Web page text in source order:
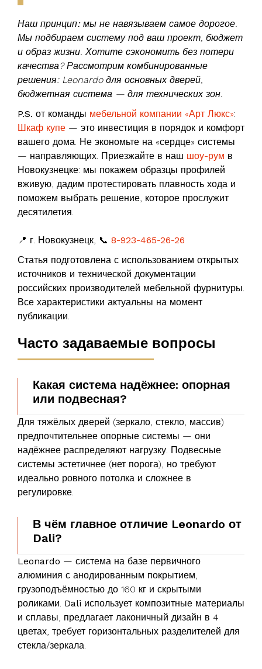
Наш принцип:мы не навязываем самое дорогое.
Мы подбираем систему под ваш проект, бюджет
и образ жизни. Хотите сэкономить без потери
качества? Рассмотрим комбинированные
решения: Leonardo для основных дверей,
бюджетная система — для технических зон.
P.S. от команды мебельной компании «Арт Люкс»:
Шкаф купе — это инвестиция в порядок и комфорт
вашего дома. Не экономьте на «сердце» системы
— направляющих. Приезжайте в наш шоу-рум в
Новокузнецке: мы покажем образцы профилей
вживую, дадим протестировать плавность хода и
поможем выбрать решение, которое прослужит
десятилетия.
📍 г. Новокузнецк, 📞 8-923-465-26-26
Статья подготовлена с использованием открытых
источников и технической документации
российских производителей мебельной фурнитуры.
Все характеристики актуальны на момент
публикации.
Часто задаваемые вопросы
Какая система надёжнее: опорная
или подвесная?
Для тяжёлых дверей (зеркало, стекло, массив)
предпочтительнее опорные системы — они
надёжнее распределяют нагрузку. Подвесные
системы эстетичнее (нет порога), но требуют
идеально ровного потолка и сложнее в
регулировке.
В чём главное отличие Leonardo от
Dali?
Leonardo — система на базе первичного
алюминия с анодированным покрытием,
грузоподъёмностью до 160 кг и скрытыми
роликами. Dali использует композитные материалы
и сплавы, предлагает лаконичный дизайн в 4
цветах, требует горизонтальных разделителей для
стекла/зеркала.